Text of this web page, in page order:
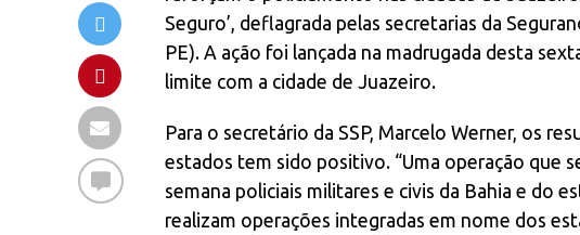
Seguro’, deflagrada pelas secretarias da
PE). A ação foi lançada na madrugada desta
limite com a cidade de Juazeiro.
Para o secretário da SSP, Marcelo Werner, os
estados tem sido positivo. “Uma operação que
semana policiais militares e civis da Bahia e do
realizam operações integradas em nome dos